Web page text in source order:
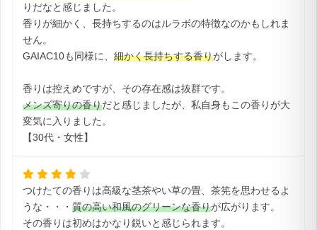
りだなと感じました。
香りが細かく、長持ちするのはルラボの特徴なのかもしれま
せん。
GAIAC10も同様に、 細かく長持ちする香りがします。
香りは控えめですが、その存在感は抜群です。
メンズ寄りの香りだと感じましたが、私自身もこの香りが大
変気に入りました。
【30代・女性】
つけたての香りは高級な茎茶やい草の畳、茶筅を思わせるよ
うな・・・ 質の高い和風のグリーンな香りが広がります。
その香りは初めはかなり鋭いと感じられます。